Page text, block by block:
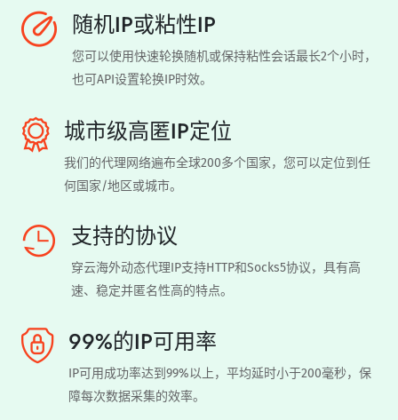
随机IP或粘性IP
您可以使用快速轮换随机或保持粘性会话最长2个小时，
也可API设置轮换IP时效。
城市级高匿IP定位
我们的代理网络遍布全球200多个国家，您可以定位到任
何国家/地区或城市。
支持的协议
穿云海外动态代理IP支持HTTP和Socks5协议，具有高
速、稳定并匿名性高的特点。
99%的IP可用率
IP可用成功率达到99%以上，平均延时小于200毫秒，保
障每次数据采集的效率。